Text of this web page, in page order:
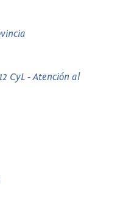
CyL - Atención al